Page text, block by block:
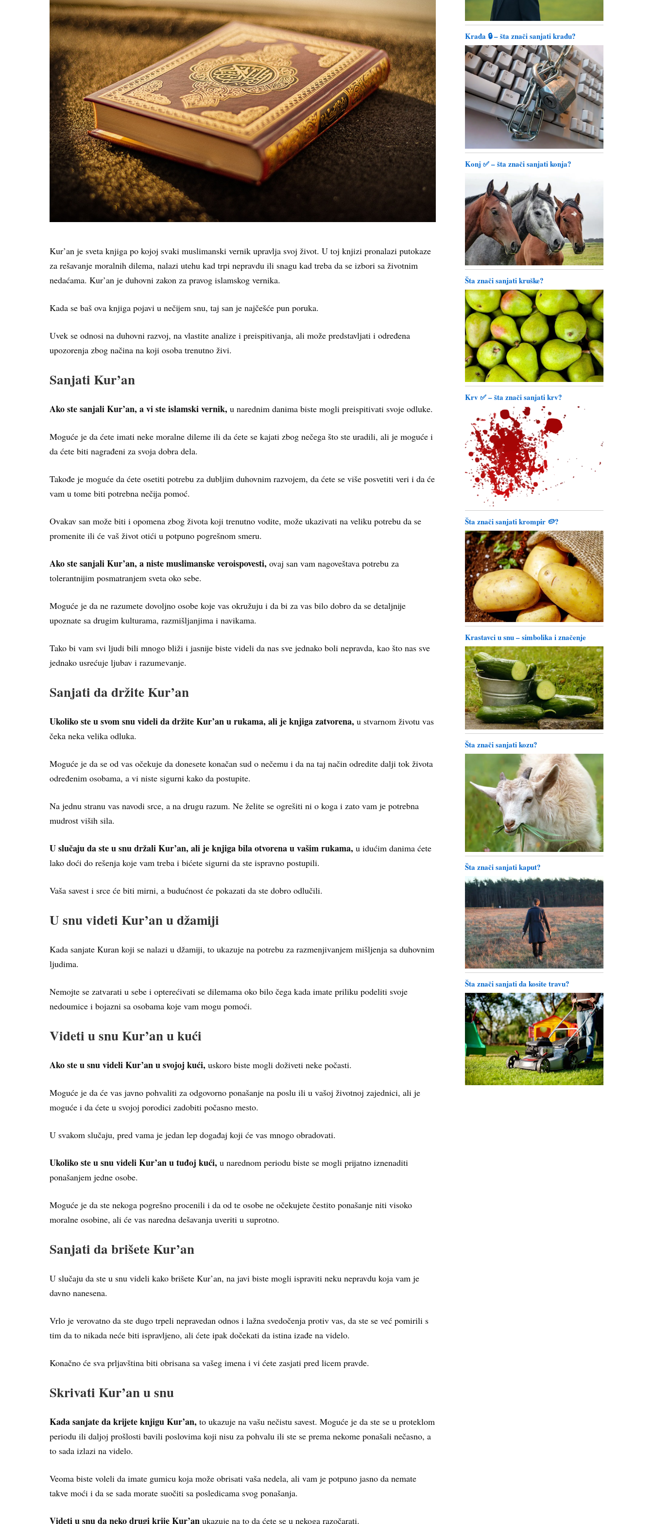
Kur’an je sveta knjiga po kojoj svaki muslimanski vernik upravlja svoj život. U toj knjizi pronalazi putokaze
za rešavanje moralnih dilema, nalazi utehu kad trpi nepravdu ili snagu kad treba da se izbori sa životnim
nedaćama. Kur’an je duhovni zakon za pravog islamskog vernika.
Kada se baš ova knjiga pojavi u nečijem snu, taj san je najčešće pun poruka.
Uvek se odnosi na duhovni razvoj, na vlastite analize i preispitivanja, ali može predstavljati i određena
upozorenja zbog načina na koji osoba trenutno živi.
Sanjati Kur’an
Ako ste sanjali Kur’an, a vi ste islamski vernik, u narednim danima biste mogli preispitivati svoje odluke.
Moguće je da ćete imati neke moralne dileme ili da ćete se kajati zbog nečega što ste uradili, ali je moguće i
da ćete biti nagrađeni za svoja dobra dela.
Takođe je moguće da ćete osetiti potrebu za dubljim duhovnim razvojem, da ćete se više posvetiti veri i da će
vam u tome biti potrebna nečija pomoć.
Ovakav san može biti i opomena zbog života koji trenutno vodite, može ukazivati na veliku potrebu da se
promenite ili će vaš život otići u potpuno pogrešnom smeru.
Ako ste sanjali Kur’an, a niste muslimanske veroispovesti, ovaj san vam nagoveštava potrebu za
tolerantnijim posmatranjem sveta oko sebe.
Moguće je da ne razumete dovoljno osobe koje vas okružuju i da bi za vas bilo dobro da se detaljnije
upoznate sa drugim kulturama, razmišljanjima i navikama.
Tako bi vam svi ljudi bili mnogo bliži i jasnije biste videli da nas sve jednako boli nepravda, kao što nas sve
jednako usrećuje ljubav i razumevanje.
Sanjati da držite Kur’an
Ukoliko ste u svom snu videli da držite Kur’an u rukama, ali je knjiga zatvorena, u stvarnom životu vas
čeka neka velika odluka.
Moguće je da se od vas očekuje da donesete konačan sud o nečemu i da na taj način odredite dalji tok života
određenim osobama, a vi niste sigurni kako da postupite.
Na jednu stranu vas navodi srce, a na drugu razum. Ne želite se ogrešiti ni o koga i zato vam je potrebna
mudrost viših sila.
U slučaju da ste u snu držali Kur’an, ali je knjiga bila otvorena u vašim rukama, u idućim danima ćete
lako doći do rešenja koje vam treba i bićete sigurni da ste ispravno postupili.
Vaša savest i srce će biti mirni, a budućnost će pokazati da ste dobro odlučili.
U snu videti Kur’an u džamiji
Kada sanjate Kuran koji se nalazi u džamiji, to ukazuje na potrebu za razmenjivanjem mišljenja sa duhovnim
ljudima.
Nemojte se zatvarati u sebe i opterećivati se dilemama oko bilo čega kada imate priliku podeliti svoje
nedoumice i bojazni sa osobama koje vam mogu pomoći.
Videti u snu Kur’an u kući
Ako ste u snu videli Kur’an u svojoj kući, uskoro biste mogli doživeti neke počasti.
Moguće je da će vas javno pohvaliti za odgovorno ponašanje na poslu ili u vašoj životnoj zajednici, ali je
moguće i da ćete u svojoj porodici zadobiti počasno mesto.
U svakom slučaju, pred vama je jedan lep događaj koji će vas mnogo obradovati.
Ukoliko ste u snu videli Kur’an u tuđoj kući, u narednom periodu biste se mogli prijatno iznenaditi
ponašanjem jedne osobe.
Moguće je da ste nekoga pogrešno procenili i da od te osobe ne očekujete čestito ponašanje niti visoko
moralne osobine, ali će vas naredna dešavanja uveriti u suprotno.
Sanjati da brišete Kur’an
U slučaju da ste u snu videli kako brišete Kur’an, na javi biste mogli ispraviti neku nepravdu koja vam je
davno nanesena.
Vrlo je verovatno da ste dugo trpeli nepravedan odnos i lažna svedočenja protiv vas, da ste se već pomirili s
tim da to nikada neće biti ispravljeno, ali ćete ipak dočekati da istina izađe na videlo.
Konačno će sva prljavština biti obrisana sa vašeg imena i vi ćete zasjati pred licem pravde.
Skrivati Kur’an u snu
Kada sanjate da krijete knjigu Kur’an, to ukazuje na vašu nečistu savest. Moguće je da ste se u proteklom
periodu ili daljoj prošlosti bavili poslovima koji nisu za pohvalu ili ste se prema nekome ponašali nečasno, a
to sada izlazi na videlo.
Veoma biste voleli da imate gumicu koja može obrisati vaša nedela, ali vam je potpuno jasno da nemate
takve moći i da se sada morate suočiti sa posledicama svog ponašanja.
Videti u snu da neko drugi krije Kur’an ukazuje na to da ćete se u nekoga razočarati.
Krađa 🔒 – šta znači sanjati krađu?
Konj ✅ – šta znači sanjati konja?
Šta znači sanjati kruške?
Krv ✅ – šta znači sanjati krv?
Šta znači sanjati krompir 🥔?
Krastavci u snu – simbolika i značenje
Šta znači sanjati kozu?
Šta znači sanjati kaput?
Šta znači sanjati da kosite travu?